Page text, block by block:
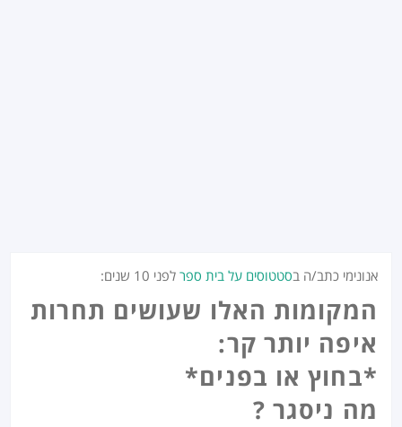
אנונימי כתב/ה בסטטוסים על בית ספר לפני 10 שנים :
המקומות האלו שעושים תחרות
איפה יותר קר:
*בחוץ או בפנים*
מה ניסגר ?